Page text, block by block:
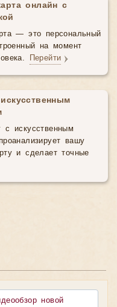
онлайн с
— это персональный
на момент
Перейти
с искусственным
вашу
и сделает точные
новой